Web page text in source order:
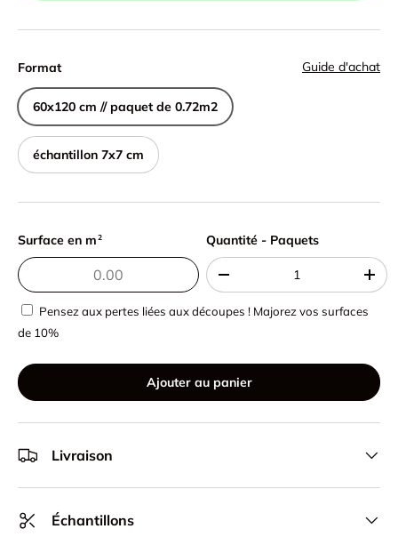
Format Guide d'achat
60x120 cm // paquet de 0.72m2
échantillon 7x7 cm
Surface en m 2 Quantité - Paquets
Quantité - Paquets
- +
Pensez aux pertes liées aux découpes ! Majorez vos surfaces
de 10%
Ajouter au panier
Livraison
Échantillons